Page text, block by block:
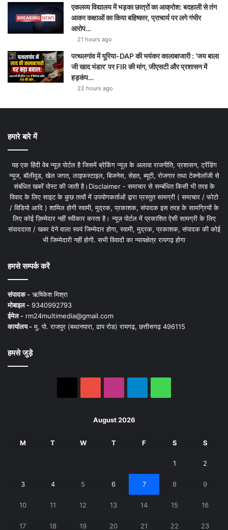
एकलव्य विद्यालय में भड़का छात्रों का आक्रोश: बदहाली से तंग
आकर कक्षाओं का किया बहिष्कार, प्राचार्य पर लगे गंभीर
आरोप…
21 hours ago
पत्थलगांव में यूरिया-DAP की भयंकर कालाबाजारी : ‘जय बाला
जी खाद भंडार’ पर FIR की मांग, जीएसटी और प्रशासन में
हड़कंप…
22 hours ago
हमारे बारे में
यह एक हिंदी वेब न्यूज़ पोर्टल है जिसमें ब्रेकिंग न्यूज़ के अलावा राजनीति, प्रशासन, ट्रेंडिंग
न्यूज, बॉलीवुड, खेल जगत, लाइफस्टाइल, बिजनेस, सेहत, ब्यूटी, रोजगार तथा टेक्नोलॉजी से
संबंधित खबरें पोस्ट की जाती है।Disclaimer - समाचार से सम्बंधित किसी भी तरह के
विवाद के लिए साइट के कुछ तत्वों में उपयोगकर्ताओं द्वारा प्रस्तुत सामग्री ( समाचार / फोटो
/ विडियो आदि ) शामिल होगी स्वामी, मुद्रक, प्रकाशक, संपादक इस तरह के सामग्रियों के
लिए कोई ज़िम्मेदार नहीं स्वीकार करता है। न्यूज़ पोर्टल में प्रकाशित ऐसी सामग्री के लिए
संवाददाता / खबर देने वाला स्वयं जिम्मेदार होगा, स्वामी, मुद्रक, प्रकाशक, संपादक की कोई
भी जिम्मेदारी नहीं होगी. सभी विवादों का न्यायक्षेत्र रायगढ़ होगा
हमसे सम्पर्क करें
संपादक -ऋषिकेश मिश्रा
मोबाइल - 9340992793
ईमेल - rm24multimedia@gmail.com
कार्यालय -मु. पो. राजपुर (बथानपारा, ढाप रोड) रायगढ़, छत्तीसगढ़ 496115
हमसे जुड़े
August 2026
M T W T F S S
1 2
3 4 5 6 7 8 9
10 11 12 13 14 15 16
17 18 19 20 21 22 23